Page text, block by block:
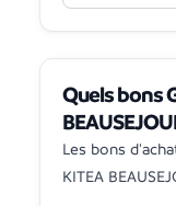
Quels bons
Les bons
KITEA